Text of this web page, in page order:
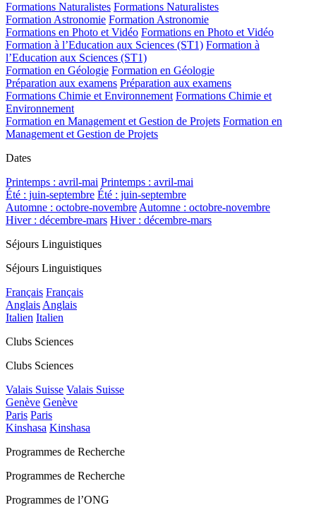
Formations Naturalistes Formations Naturalistes
Formation Astronomie Formation Astronomie
Formations en Photo et Vidéo Formations en Photo et Vidéo
Formation à l’Education aux Sciences (ST1) Formation à
l’Education aux Sciences (ST1)
Formation en Géologie Formation en Géologie
Préparation aux examens Préparation aux examens
Formations Chimie et Environnement Formations Chimie et
Environnement
Formation en Management et Gestion de Projets Formation en
Management et Gestion de Projets
Dates
Printemps : avril-mai Printemps : avril-mai
Été : juin-septembre Été : juin-septembre
Automne : octobre-novembreAutomne : octobre-novembre
Hiver : décembre-mars Hiver : décembre-mars
Séjours Linguistiques
Séjours Linguistiques
Français Français
AnglaisAnglais
Italien Italien
Clubs Sciences
Clubs Sciences
Valais Suisse Valais Suisse
Genève Genève
Paris Paris
Kinshasa Kinshasa
Programmes de Recherche
Programmes de Recherche
Programmes de l’ONG